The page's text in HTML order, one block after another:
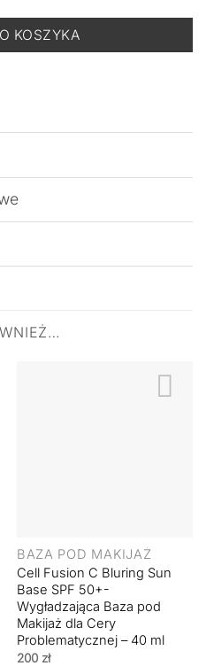
KOSZYKA
BAZA POD MAKIJAŻ
Cell Fusion C Bluring Sun
Base SPF 50+-
Wygładzająca Baza pod
Makijaż dla Cery
Problematycznej – 40 ml
200 zł